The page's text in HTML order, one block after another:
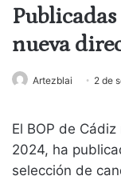
Publicadas
nueva
Artezblai 2 de
El BOP de
2024, ha
selección de